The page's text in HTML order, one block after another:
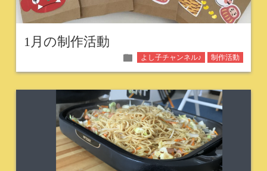
1月の制作活動
folder よし子チャンネル♪ 制作活動